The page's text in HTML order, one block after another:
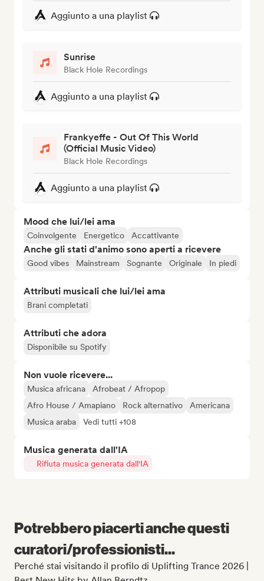
Aggiunto a una playlist
Sunrise
Black Hole Recordings
Aggiunto a una playlist
Frankyeffe - Out Of This World
(Official Music Video)
Black Hole Recordings
Aggiunto a una playlist
Mood che lui/lei ama
Coinvolgente Energetico Accattivante
Anche gli stati d'animo sono aperti a ricevere
Good vibes Mainstream Sognante Originale In piedi
Attributi musicali che lui/lei ama
Brani completati
Attributi che adora
Disponibile su Spotify
Non vuole ricevere...
Musica africana
Afrobeat / Afropop
Afro House / Amapiano
Rock alternativo
Americana
Musica araba
Vedi tutti +108
Musica generata dall'IA
Rifiuta musica generata dall'IA
Potrebbero piacerti anche questi
curatori/professionisti...
Perché stai visitando il profilo di Uplifting Trance 2026 |